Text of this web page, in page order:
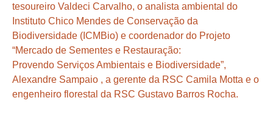
tesoureiro Valdeci Carvalho, o analista ambiental do
Instituto Chico Mendes de Conservação da
Biodiversidade (ICMBio) e coordenador do Projeto
“Mercado de Sementes e Restauração:
Provendo Serviços Ambientais e Biodiversidade”,
Alexandre Sampaio , a gerente da RSC Camila Motta e o
engenheiro florestal da RSC Gustavo Barros Rocha.